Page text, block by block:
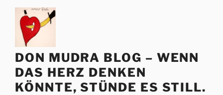
Zum
springen
DON MUDRA BLOG – WENN
DAS HERZ DENKEN
KÖNNTE, STÜNDE ES STILL.